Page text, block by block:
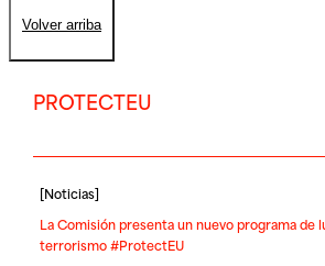
Volver arriba
PROTECTEU
[Noticias]
La Comisión presenta un nuevo programa de
terrorismo #ProtectEU